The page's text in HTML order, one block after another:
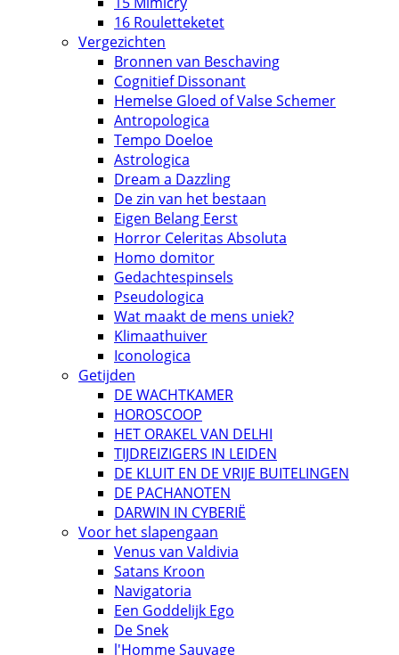
16 Rouletteketet
Vergezichten
Bronnen van Beschaving
Cognitief Dissonant
Hemelse Gloed of Valse Schemer
Antropologica
Tempo Doeloe
Astrologica
Dream a Dazzling
De zin van het bestaan
Eigen Belang Eerst
Horror Celeritas Absoluta
Homo domitor
Gedachtespinsels
Pseudologica
Wat maakt de mens uniek?
Klimaathuiver
Iconologica
Getijden
DE WACHTKAMER
HOROSCOOP
HET ORAKEL VAN DELHI
TIJDREIZIGERS IN LEIDEN
DE KLUIT EN DE VRIJE BUITELINGEN
DE PACHANOTEN
DARWIN IN CYBERIË
Voor het slapengaan
Venus van Valdivia
Satans Kroon
Navigatoria
Een Goddelijk Ego
De Snek
l'Homme Sauvage